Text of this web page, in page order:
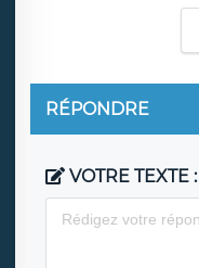
RÉPONDRE
VOTRE TEXTE :